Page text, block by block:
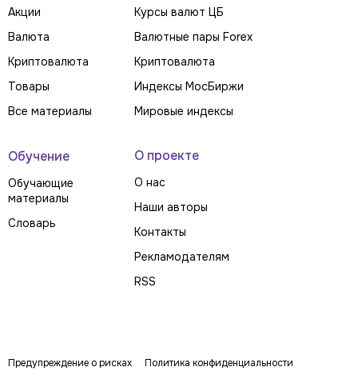
Акции
Валюта
Криптовалюта
Товары
Все материалы
Курсы валют ЦБ
Валютные пары Forex
Криптовалюта
Индексы МосБиржи
Мировые индексы
Обучение
Обучающие
материалы
Словарь
О проекте
О нас
Наши авторы
Контакты
Рекламодателям
RSS
Предупреждение о рисках
Политика конфиденциальности